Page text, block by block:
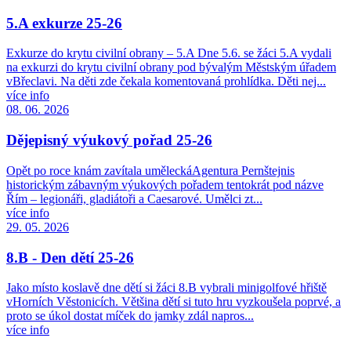
5.A exkurze 25-26
Exkurze do krytu civilní obrany – 5.A Dne 5.6. se žáci 5.A vydali
na exkurzi do krytu civilní obrany pod bývalým Městským úřadem
vBřeclavi. Na děti zde čekala komentovaná prohlídka. Děti nej...
více info
08. 06. 2026
Dějepisný výukový pořad 25-26
Opět po roce knám zavítala uměleckáAgentura Pernštejnis
historickým zábavným výukových pořadem tentokrát pod názve
Řím – legionáři, gladiátoři a Caesarové. Umělci zt...
více info
29. 05. 2026
8.B - Den dětí 25-26
Jako místo koslavě dne dětí si žáci 8.B vybrali minigolfové hřiště
vHorních Věstonicích. Většina dětí si tuto hru vyzkoušela poprvé, a
proto se úkol dostat míček do jamky zdál napros...
více info